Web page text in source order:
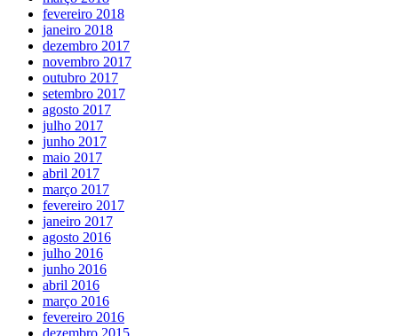
fevereiro 2018
janeiro 2018
dezembro 2017
novembro 2017
outubro 2017
setembro 2017
agosto 2017
julho 2017
junho 2017
maio 2017
abril 2017
março 2017
fevereiro 2017
janeiro 2017
agosto 2016
julho 2016
junho 2016
abril 2016
março 2016
fevereiro 2016
dezembro 2015